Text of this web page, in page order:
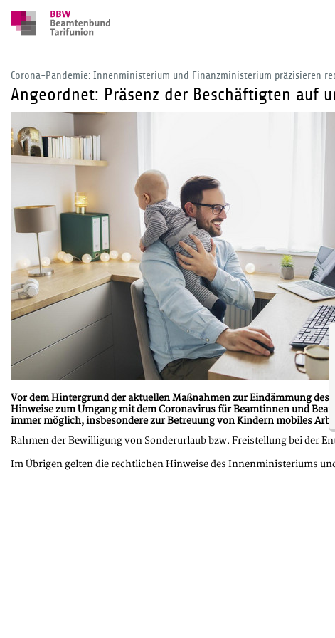
Corona-Pandemie: Innenministerium und Finanzministerium präzisieren
Angeordnet: Präsenz der Beschäftigten auf
Vor dem Hintergrund der aktuellen Maßnahmen zur Eindämmung
Hinweise zum Umgang mit dem Coronavirus für Beamtinnen und
immer möglich, insbesondere zur Betreuung von Kindern mobiles
Rahmen der Bewilligung von Sonderurlaub bzw. Freistellung bei der
Im Übrigen gelten die rechtlichen Hinweise des Innenministeriums